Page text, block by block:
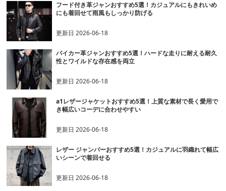
フード付き革ジャンおすすめ5選！カジュアルにもきれいめ
にも着回せて雨風もしっかり防げる
更新日2026-06-18
バイカー革ジャンおすすめ5選！ハードな走りに耐える耐久
性とワイルドな存在感を両立
更新日2026-06-18
a1レザージャケットおすすめ5選！上質な素材で長く愛用で
き幅広いコーデに合わせやすい
更新日2026-06-18
レザー ジャンパーおすすめ5選！カジュアルに羽織れて幅広
いシーンで着回せる
更新日2026-06-18